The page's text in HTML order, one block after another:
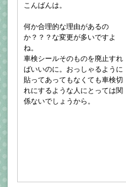
こんばんは。
何か合理的な理由があるの
か？？？な変更が多いですよ
ね。
車検シールそのものを廃止すれ
ばいいのに。おっしゃるように
貼ってあってもなくても車検切
れにするような人にとっては関
係ないでしょうから。